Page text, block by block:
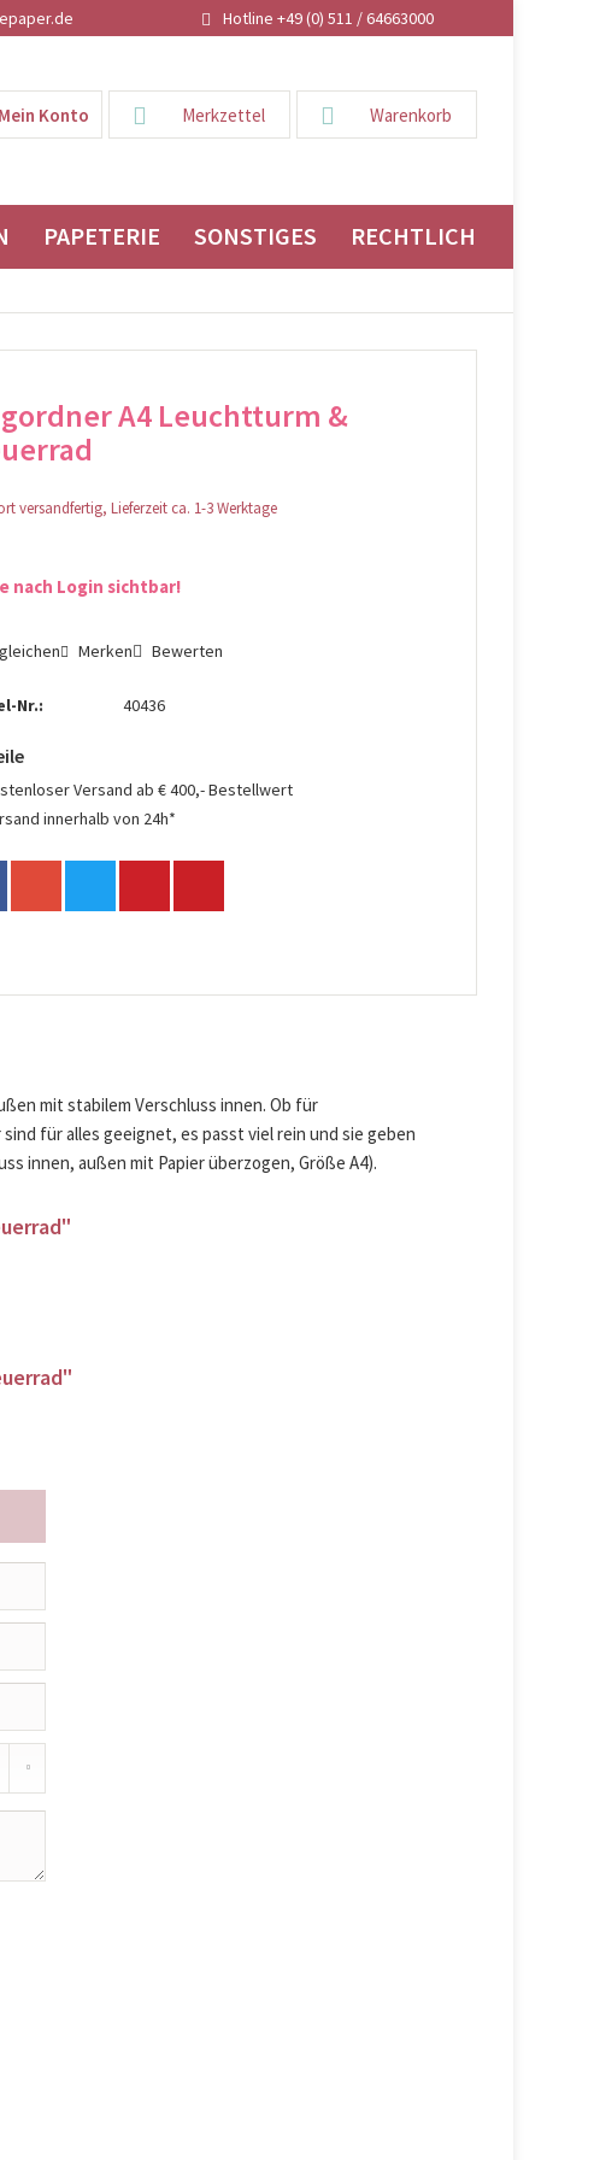
Hotline +49 (0) 511 / 64663000
Warenkorb
Merkzettel
Mein Konto
PAPETERIE SONSTIGES RECHTLICHES
A4 Leuchtturm &
versandfertig, Lieferzeit ca. 1-3 Werktage
nach Login sichtbar!
Merken Bewerten
Nr.: 40436
Versand ab € 400,- Bestellwert
innerhalb von 24h*
mit stabilem Verschluss innen. Ob für
für alles geeignet, es passt viel rein und sie geben
innen, außen mit Papier überzogen, Größe A4).